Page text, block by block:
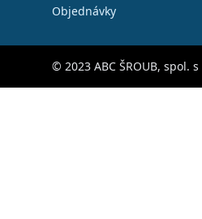
Objednávky
© 2023 ABC ŠROUB, spol. s